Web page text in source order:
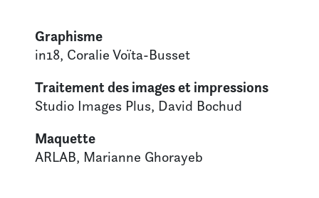
Graphisme
in18, Coralie Voïta-Busset
Traitement des images et impressions
Studio Images Plus, David Bochud
Maquette
ARLAB, Marianne Ghorayeb